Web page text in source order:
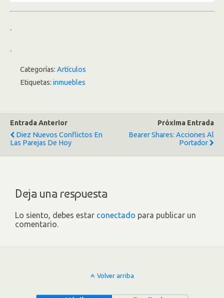
.
.
Categorías: Artículos
Etiquetas: inmuebles
Entrada Anterior
Diez Nuevos Conflictos En
Las Parejas De Hoy
Próxima Entrada
Bearer Shares: Acciones Al
Portador
Deja una respuesta
Lo siento, debes estar conectado para publicar un
comentario.
Volver arriba